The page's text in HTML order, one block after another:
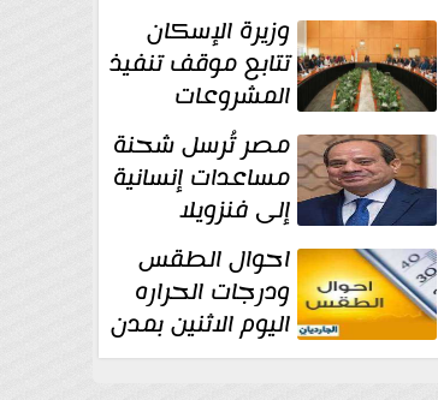
مائل للحرارة رطب
ليلا.. و... وزيرة الإسكان
تتابع موقف تنفيذ
المشروعات
والخطة
الاستثمارية للجهاز المركزي
للتعمير
مصر تُرسل شحنة
مساعدات إنسانية
إلى فنزويلا
احوال الطقس
ودرجات الحراره
اليوم الاثنين بمدن
مصر...المحسوسة